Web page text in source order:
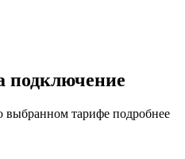
подключение
тарифе подробнее